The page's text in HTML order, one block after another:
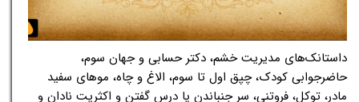
داستانک‌های مدیریت خشم، دکتر حسابی و جهان سوم،
حاضرجوابی کودک، چپق اول تا سوم، الاغ و چاه، موهای سفید
مادر، توکل، فروتنی، سر جنباندن یا درس گفتن و اکثریت نادان و